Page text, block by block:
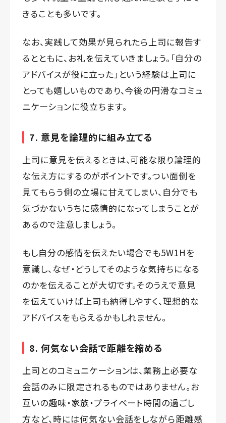
きることも多いです。
なお、実践して効果が見られたら上司に報告す
るとともに、お礼を伝えていきましょう。「自分の
アドバイスが役に立った」という経験は上司に
とっても嬉しいものであり、今後の円滑なコミュ
ニケーションに役立ちます。
7. 意見を論理的に組み立てる
上司に意見を伝えるときは、可能な限り論理的
な伝え方にするのがポイントです。つい面倒を
見てもらう側の立場に甘えてしまい、自分でも
気づかないうちに感情的になってしまうことが
あるので注意しましょう。
もし自分の感情を伝えたい場合でも5W1Hを
意識し、なぜ・どうしてそのような気持ちになる
のかを伝えることが大切です。そのうえで意見
を伝えていけば上司も納得しやすく、理想的な
アドバイスをもらえるかもしれません。
8. 何気ない会話で距離を縮める
上司とのコミュニケーションは、業務上必要な
会話のみに限定されるものではありません。お
互いの趣味・家族・プライベート時間の過ごし
方など、時には何気ない会話をしながら距離感